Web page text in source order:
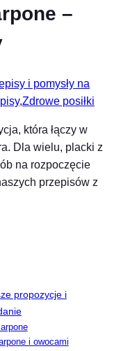
–
i pomysły na
,Zdrowe posiłki
która łączy w
Dla wielu, placki z
na rozpoczęcie
przepisów z
propozycje i
i owocami